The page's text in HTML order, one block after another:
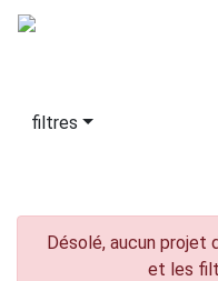
filtres
Désolé, aucun projet
et les